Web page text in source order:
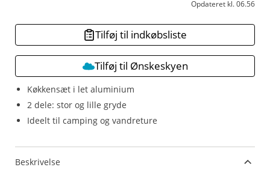
Køkkensæt i let aluminium
2 dele: stor og lille gryde
Ideelt til camping og vandreture
Opdateret kl. 06.56
Tilføj til indkøbsliste
Tilføj til Ønskeskyen
Beskrivelse